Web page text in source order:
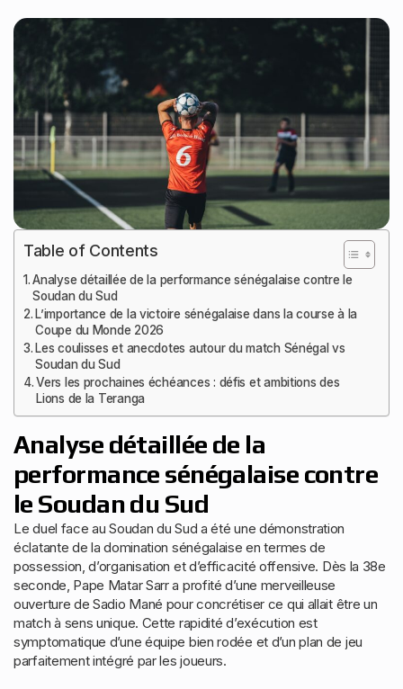
Table of Contents
Analyse détaillée de la performance sénégalaise contre le
Soudan du Sud
L’importance de la victoire sénégalaise dans la course à la
Coupe du Monde 2026
Les coulisses et anecdotes autour du match Sénégal vs
Soudan du Sud
Vers les prochaines échéances : défis et ambitions des
Lions de la Teranga
Analyse détaillée de la
performance sénégalaise contre
le Soudan du Sud
Le duel face au Soudan du Sud a été une démonstration
éclatante de la domination sénégalaise en termes de
possession, d’organisation et d’efficacité offensive. Dès la 38e
seconde, Pape Matar Sarr a profité d’une merveilleuse
ouverture de Sadio Mané pour concrétiser ce qui allait être un
match à sens unique. Cette rapidité d’exécution est
symptomatique d’une équipe bien rodée et d’un plan de jeu
parfaitement intégré par les joueurs.